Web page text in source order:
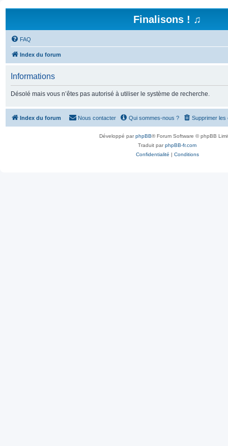
Finalisons ! ♫
FAQ
Index du forum
Informations
Désolé mais vous n’êtes pas autorisé à utiliser le système de recherche.
Index du forum Supprimer les
Qui sommes-nous ?
Nous contacter
Développé parphpBB® Forum Software © phpBB
Traduit parphpBB-fr.com
Confidentialité | Conditions